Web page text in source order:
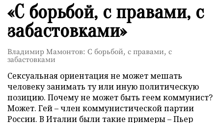
«С борьбой, с правами, с
забастовками»
Владимир Мамонтов: С борьбой, с правами, с
забастовками
Сексуальная ориентация не может мешать
человеку занимать ту или иную политическую
позицию. Почему не может быть геем коммунист?
Может. Гей – член коммунистической партии
России. В Италии были такие примеры – Пьер